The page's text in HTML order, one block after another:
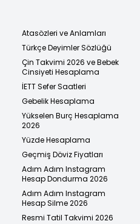
Atasözleri ve Anlamları
Türkçe Deyimler Sözlüğü
Çin Takvimi 2026 ve Bebek
Cinsiyeti Hesaplama
İETT Sefer Saatleri
Gebelik Hesaplama
Yükselen Burç Hesaplama
2026
Yüzde Hesaplama
Geçmiş Döviz Fiyatları
Adım Adım Instagram
Hesap Dondurma 2026
Adım Adım Instagram
Hesap Silme 2026
Resmi Tatil Takvimi 2026